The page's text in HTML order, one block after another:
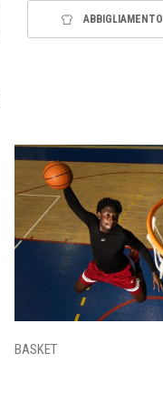
ABBIGLIAMENTO
BASKET